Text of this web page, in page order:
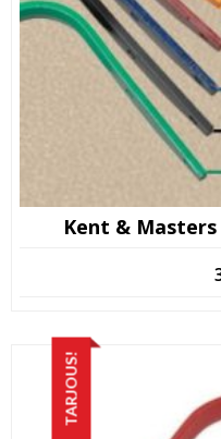
Kent &
TARJOUS!